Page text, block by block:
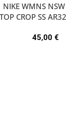
NIKE WMNS NSW
TOP CROP SS
45,00 €